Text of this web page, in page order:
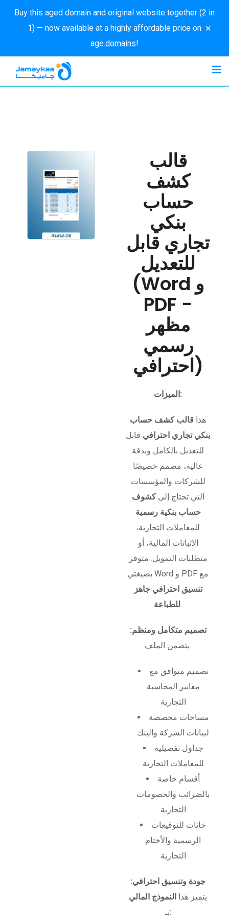
Buy this aged domain and original website together (2 in
1) — now available at a highly affordable price on
age.domains!
×
قالب
كشف
حساب
بنكي
تجاري قابل
للتعديل
(Word و
PDF -
مظهر
رسمي
احترافي)
الميزات:
هذا قالب كشف حساب
بنكي تجاري احترافي قابل
للتعديل بالكامل وبدقة
عالية، مصمم خصيصًا
للشركات والمؤسسات
التي تحتاج إلىكشوف
حساب بنكية رسمية
للمعاملات التجارية،
الإثباتات المالية، أو
متطلبات التمويل. متوفر
بصيغتي Word و PDF مع
تنسيق احترافي جاهز
للطباعة.
تصميم متكامل ومنظم:
يتضمن الملف:
تصميم متوافق مع
معايير المحاسبة
التجارية
مساحات مخصصة
لبيانات الشركة والبنك
جداول تفصيلية
للمعاملات التجارية
أقسام خاصة
بالضرائب والخصومات
التجارية
خانات للتوقيعات
الرسمية والأختام
التجارية
جودة وتنسيق احترافي:
يتميز هذا
النموذج المالي
بـ: